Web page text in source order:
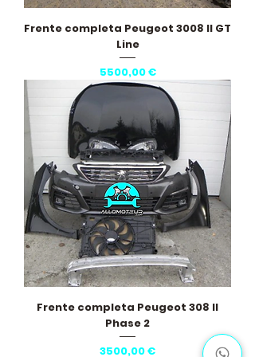
Frente completa Peugeot 3008 II GT
Line
Preço
5500,00 €
Frente completa Peugeot 308 II
Phase 2
Preço
3500,00 €